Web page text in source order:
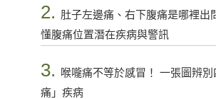
2. 肚子左邊痛、右下腹痛是哪裡出
懂腹痛位置潛在疾病與警訊
3.
喉嚨痛不等於感冒！ 一張圖辨
痛」疾病